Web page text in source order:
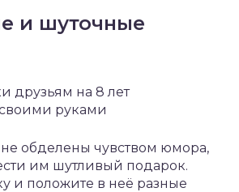
и шуточные
обделены чувством юмора,
им шутливый подарок.
и положите в неё разные